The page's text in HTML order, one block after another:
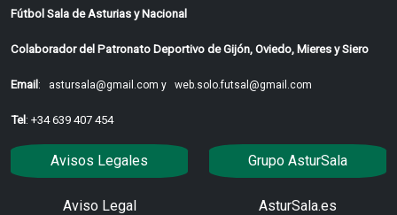
Fútbol Sala de Asturias y Nacional
Colaborador del Patronato Deportivo de Gijón, Oviedo, Mieres y Siero
Email: astursala@gmail.com y web.solo.futsal@gmail.com
Tel: +34 639 407 454
Avisos Legales
Aviso Legal
Grupo AsturSala
AsturSala.es